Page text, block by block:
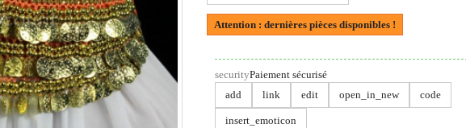
Attention : dernières pièces disponibles !
securityPaiement sécurisé
add
link edit open_in_new code
insert_emoticon